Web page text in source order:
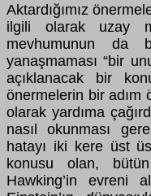
Aktardığımız
ilgili olarak uzay
mevhumunun da
yanaşmaması “bir
açıklanacak bir
önermelerin bir adım
olarak yardıma
nasıl okunması
hatayı iki kere üst
konusu olan, bütün
Hawking’in evreni